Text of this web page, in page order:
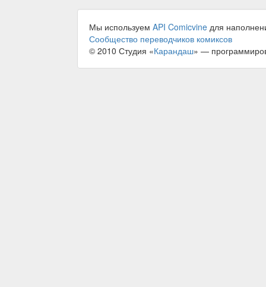
Мы используем API Comicvine для
Сообщество переводчиков комиксов
© 2010 Студия «Карандаш» —